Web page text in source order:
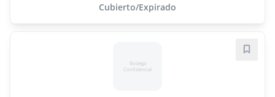
Cubierto/Expirado
Bodega
Confidencial